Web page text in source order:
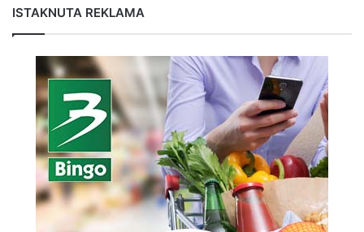
ISTAKNUTA REKLAMA